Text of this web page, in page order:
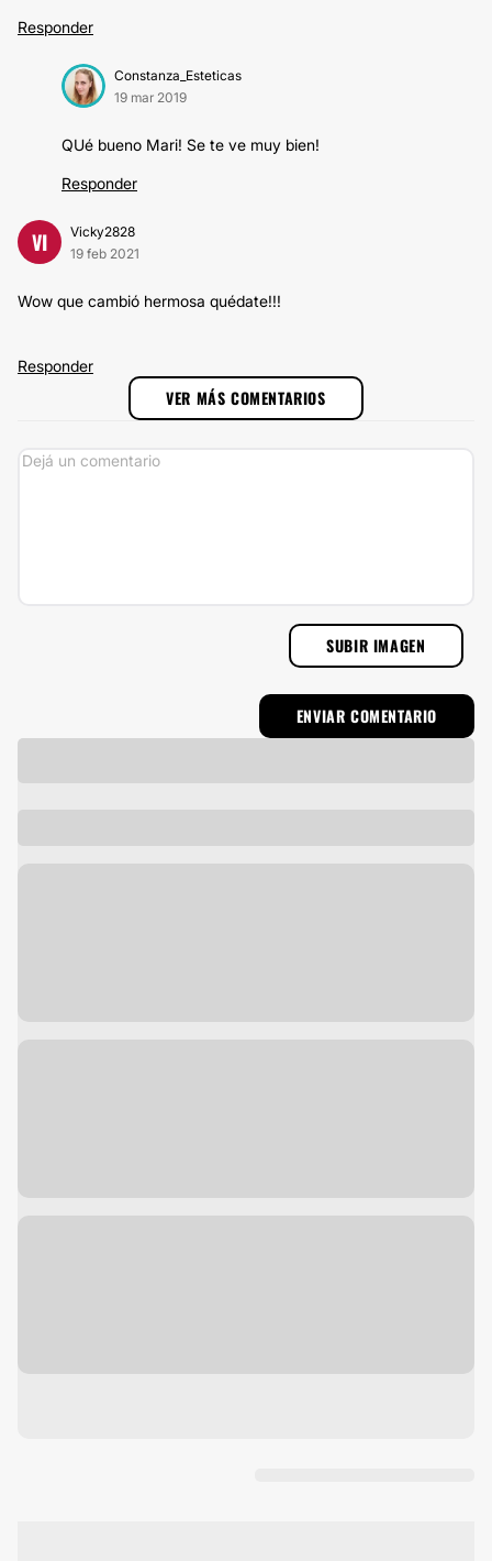
Responder
Constanza_Esteticas
19 mar 2019
QUé bueno Mari! Se te ve muy bien!
Responder
VI
Vicky2828
19 feb 2021
Wow que cambió hermosa quédate!!!
Responder
VER MÁS COMENTARIOS
SUBIR IMAGEN